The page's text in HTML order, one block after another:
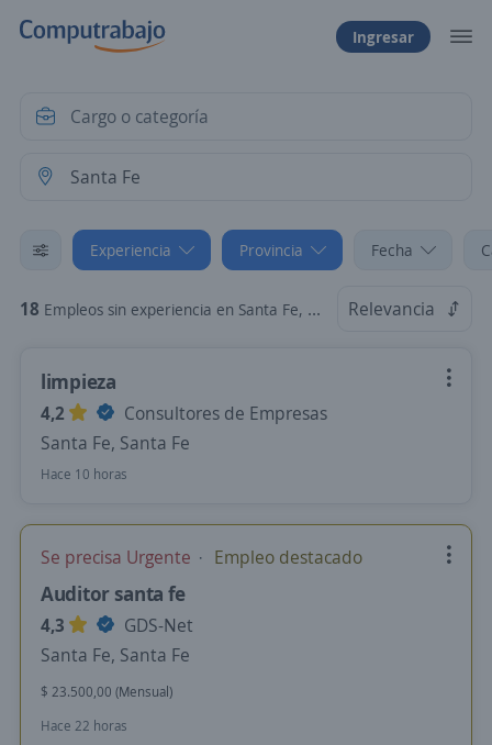
Ingresar
Experiencia Provincia Fecha
18 Empleos sin experiencia en Santa Fe, Santa Fe Relevancia
limpieza
4,2
Consultores de Empresas
Santa Fe, Santa Fe
Hace 10 horas
Se precisa Urgente Empleo destacado
Auditor santa fe
4,3
GDS-Net
Santa Fe, Santa Fe
$ 23.500,00 (Mensual)
Hace 22 horas